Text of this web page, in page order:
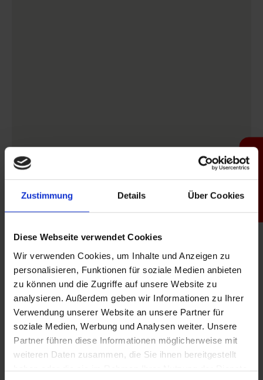
Zustimmung Details Über Cookies
Diese Webseite verwendet Cookies
Wir verwenden Cookies, um Inhalte und Anzeigen zu
personalisieren, Funktionen für soziale Medien anbieten
zu können und die Zugriffe auf unsere Website zu
analysieren. Außerdem geben wir Informationen zu Ihrer
Verwendung unserer Website an unsere Partner für
soziale Medien, Werbung und Analysen weiter. Unsere
Partner führen diese Informationen möglicherweise mit
weiteren Daten zusammen, die Sie ihnen bereitgestellt
haben oder die sie im Rahmen Ihrer Nutzung der Dienste
Productfinder